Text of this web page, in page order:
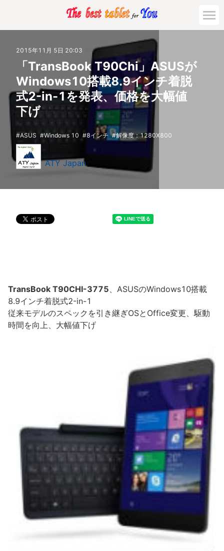
2015年11月 5日 20:03
「TransBook T90Chi」ASUSが
Windows10搭載8.9インチ着脱
式2-in-1を発表、価格を大幅値
下げ
ASUS Windows 10 8インチ 解像度：1280X800
ATY Japan
TransBook T90CHI-3775、ASUSのWindows10搭載
8.9インチ着脱式2-in-1
従来モデルのスペックを引き継ぎOSとOffice変更、駆動
時間を向上、大幅値下げ